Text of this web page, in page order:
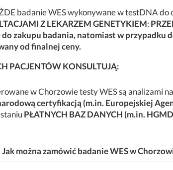
badanie WES wykonywane w testDNA
Z LEKARZEM GENETYKIEM:
zakupu badania, natomiast w przypadku
od finalnej ceny.
PACJENTÓW KONSULTUJĄ:
w Chorzowie testy WES są analizami
certyfikacją (m.in. Europejskiej
PŁATNYCH BAZ DANYCH (m.in.
Jak można zamówić badanie WES w